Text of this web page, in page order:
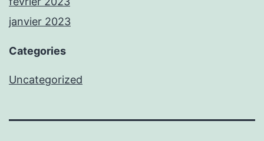
janvier 2023
Categories
Uncategorized